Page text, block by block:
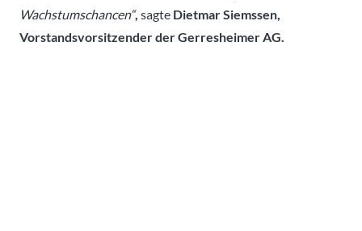
Wachstumschancen“, sagte Dietmar Siemssen,
Vorstandsvorsitzender der Gerresheimer AG.